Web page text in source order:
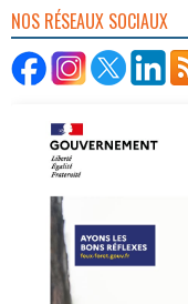
NOS RÉSEAUX SOCIAUX